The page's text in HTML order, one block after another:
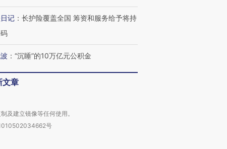
记 ： 长护险覆盖全国 筹资和服务给予将持
： “沉睡”的10万亿元公积金
文章
及建立镜像等任何使用。
号